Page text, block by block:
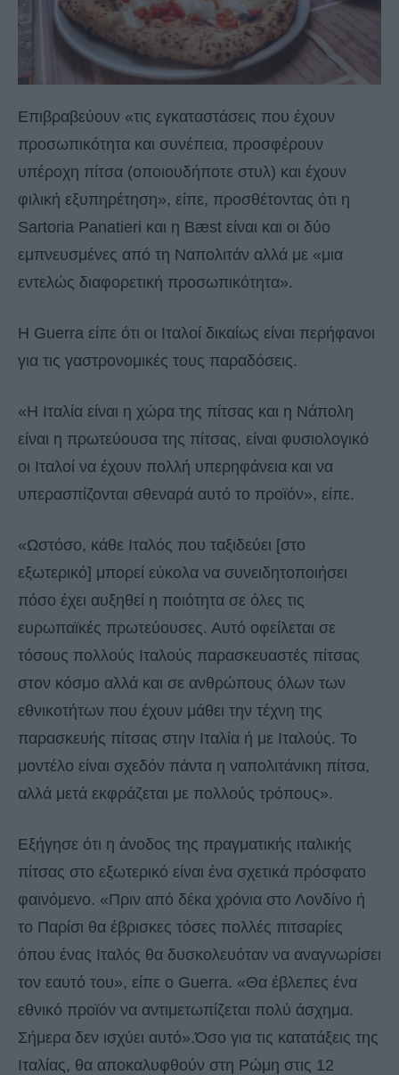
Επιβραβεύουν «τις εγκαταστάσεις που έχουν
προσωπικότητα και συνέπεια, προσφέρουν
υπέροχη πίτσα (οποιουδήποτε στυλ) και έχουν
φιλική εξυπηρέτηση», είπε, προσθέτοντας ότι η
Sartoria Panatieri και η Bæst είναι και οι δύο
εμπνευσμένες από τη Ναπολιτάν αλλά με «μια
εντελώς διαφορετική προσωπικότητα».
Η Guerra είπε ότι οι Ιταλοί δικαίως είναι περήφανοι
για τις γαστρονομικές τους παραδόσεις.
«Η Ιταλία είναι η χώρα της πίτσας και η Νάπολη
είναι η πρωτεύουσα της πίτσας, είναι φυσιολογικό
οι Ιταλοί να έχουν πολλή υπερηφάνεια και να
υπερασπίζονται σθεναρά αυτό το προϊόν», είπε.
«Ωστόσο, κάθε Ιταλός που ταξιδεύει [στο
εξωτερικό] μπορεί εύκολα να συνειδητοποιήσει
πόσο έχει αυξηθεί η ποιότητα σε όλες τις
ευρωπαϊκές πρωτεύουσες. Αυτό οφείλεται σε
τόσους πολλούς Ιταλούς παρασκευαστές πίτσας
στον κόσμο αλλά και σε ανθρώπους όλων των
εθνικοτήτων που έχουν μάθει την τέχνη της
παρασκευής πίτσας στην Ιταλία ή με Ιταλούς. Το
μοντέλο είναι σχεδόν πάντα η ναπολιτάνικη πίτσα,
αλλά μετά εκφράζεται με πολλούς τρόπους».
Εξήγησε ότι η άνοδος της πραγματικής ιταλικής
πίτσας στο εξωτερικό είναι ένα σχετικά πρόσφατο
φαινόμενο. «Πριν από δέκα χρόνια στο Λονδίνο ή
το Παρίσι θα έβρισκες τόσες πολλές πιτσαρίες
όπου ένας Ιταλός θα δυσκολευόταν να αναγνωρίσει
τον εαυτό του», είπε ο Guerra. «Θα έβλεπες ένα
εθνικό προϊόν να αντιμετωπίζεται πολύ άσχημα.
Σήμερα δεν ισχύει αυτό».Όσο για τις κατατάξεις της
Ιταλίας, θα αποκαλυφθούν στη Ρώμη στις 12